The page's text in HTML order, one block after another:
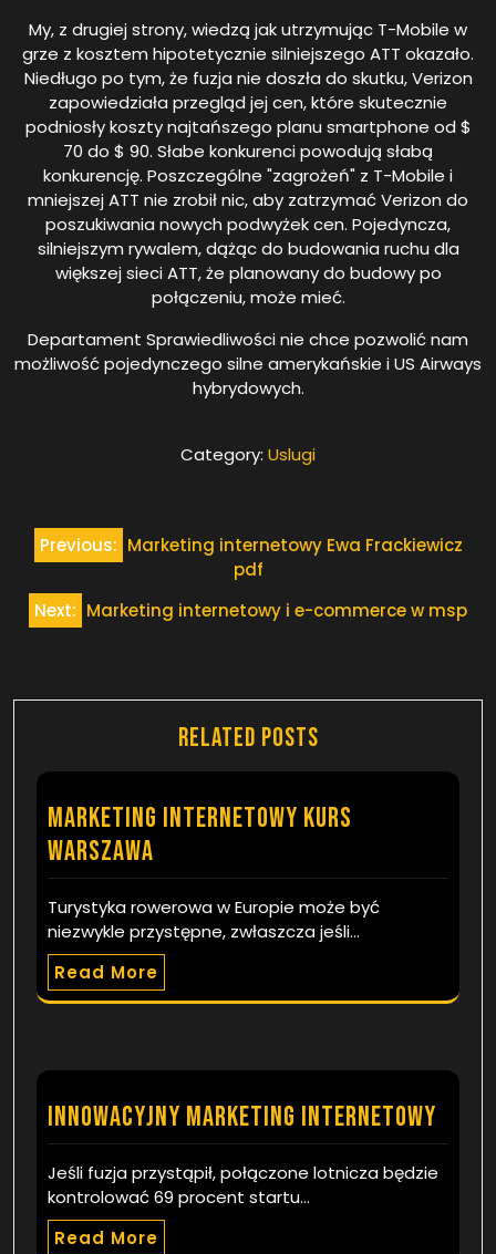
My, z drugiej strony, wiedzą jak utrzymując T-Mobile w
grze z kosztem hipotetycznie silniejszego ATT okazało.
Niedługo po tym, że fuzja nie doszła do skutku, Verizon
zapowiedziała przegląd jej cen, które skutecznie
podniosły koszty najtańszego planu smartphone od $
70 do $ 90. Słabe konkurenci powodują słabą
konkurencję. Poszczególne "zagrożeń" z T-Mobile i
mniejszej ATT nie zrobił nic, aby zatrzymać Verizon do
poszukiwania nowych podwyżek cen. Pojedyncza,
silniejszym rywalem, dążąc do budowania ruchu dla
większej sieci ATT, że planowany do budowy po
połączeniu, może mieć.
Departament Sprawiedliwości nie chce pozwolić nam
możliwość pojedynczego silne amerykańskie i US Airways
hybrydowych.
Category: Uslugi
Nawigacja
wpisu
Previous: Marketing internetowy Ewa Frackiewicz
pdf
Next: Marketing internetowy i e-commerce w msp
Related Posts
marketing internetowy kurs
Warszawa
Turystyka rowerowa w Europie może być
niezwykle przystępne, zwłaszcza jeśli…
Read More
Innowacyjny marketing internetowy
Jeśli fuzja przystąpił, połączone lotnicza będzie
kontrolować 69 procent startu…
Read More